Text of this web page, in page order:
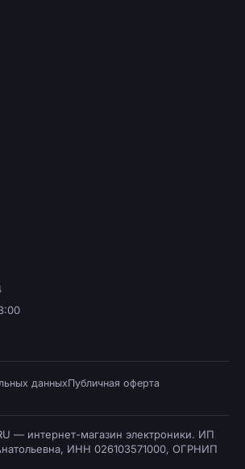
данныхПубличная оферта
— интернет-магазин электроники. ИП
ИНН 026103571000, ОГРНИП